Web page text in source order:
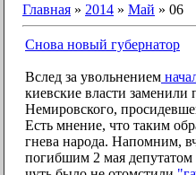
Главная » 2014 » Май » 06
Снова новый губернатор
Вслед за увольнением
киевские власти заменили
Немировского,
Есть мнение, что таким
гнева народа. Напомним,
погибшим 2 мая